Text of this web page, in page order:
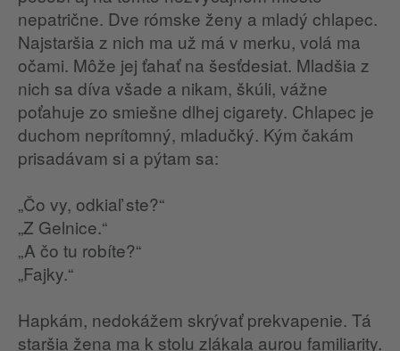
nepatrične. Dve rómske ženy a mladý chlapec.
Najstaršia z nich ma už má v merku, volá ma
očami. Môže jej ťahať na šesťdesiat. Mladšia z
nich sa díva všade a nikam, škúli, vážne
poťahuje zo smiešne dlhej cigarety. Chlapec je
duchom neprítomný, mladučký. Kým čakám
prisadávam si a pýtam sa:
„Čo vy, odkiaľ ste?“
„Z Gelnice.“
„A čo tu robíte?“
„Fajky.“
Hapkám, nedokážem skrývať prekvapenie. Tá
staršia žena ma k stolu zlákala aurou familiarity.